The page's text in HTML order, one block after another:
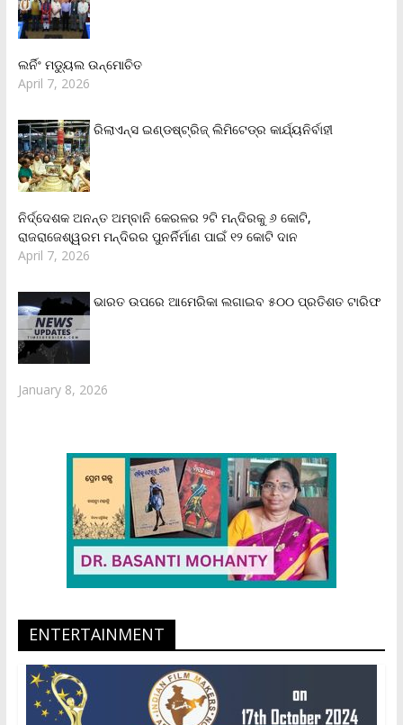
ଲର୍ନିଂ ମଡ୍ୟୁଲ ଉନ୍ମୋଚିତ
April 7, 2026
ରିଲାଏନ୍‌ସ ଇଣ୍ଡଷ୍ଟ୍ରିଜ୍ ଲିମିଟେଡ୍‌ର କାର୍ଯ୍ୟନିର୍ବାହୀ
ନିର୍ଦ୍ଦେଶକ ଅନନ୍ତ ଅମ୍ବାନି କେରଳର ୨ଟି ମନ୍ଦିରକୁ ୬ କୋଟି,
ରାଜରାଜେଶ୍ୱରମ ମନ୍ଦିରର ପୁନର୍ନିର୍ମାଣ ପାଇଁ ୧୨ କୋଟି ଦାନ
April 7, 2026
ଭାରତ ଉପରେ ଆମେରିକା ଲଗାଇବ ୫୦୦ ପ୍ରତିଶତ ଟାରିଫ
January 8, 2026
ENTERTAINMENT